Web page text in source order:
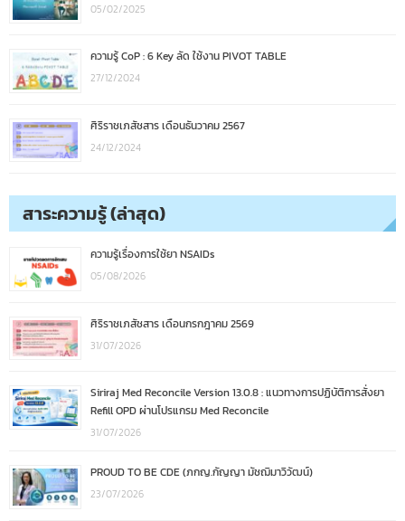
05/02/2025
ความรู้ CoP : 6 Key ลัด ใช้งาน PIVOT TABLE
27/12/2024
ศิริราชเภสัชสาร เดือนธันวาคม 2567
24/12/2024
สาระความรู้ (ล่าสุด)
ความรู้เรื่องการใช้ยา NSAIDs
05/08/2026
ศิริราชเภสัชสาร เดือนกรกฎาคม 2569
31/07/2026
Siriraj Med Reconcile Version 13.0.8 : แนวทางการปฏิบัติการสั่งยา
Refill OPD ผ่านโปรแกรม Med Reconcile
31/07/2026
PROUD TO BE CDE (ภกญ.กัญญา มัชฌิมาวิวัฒน์)
23/07/2026